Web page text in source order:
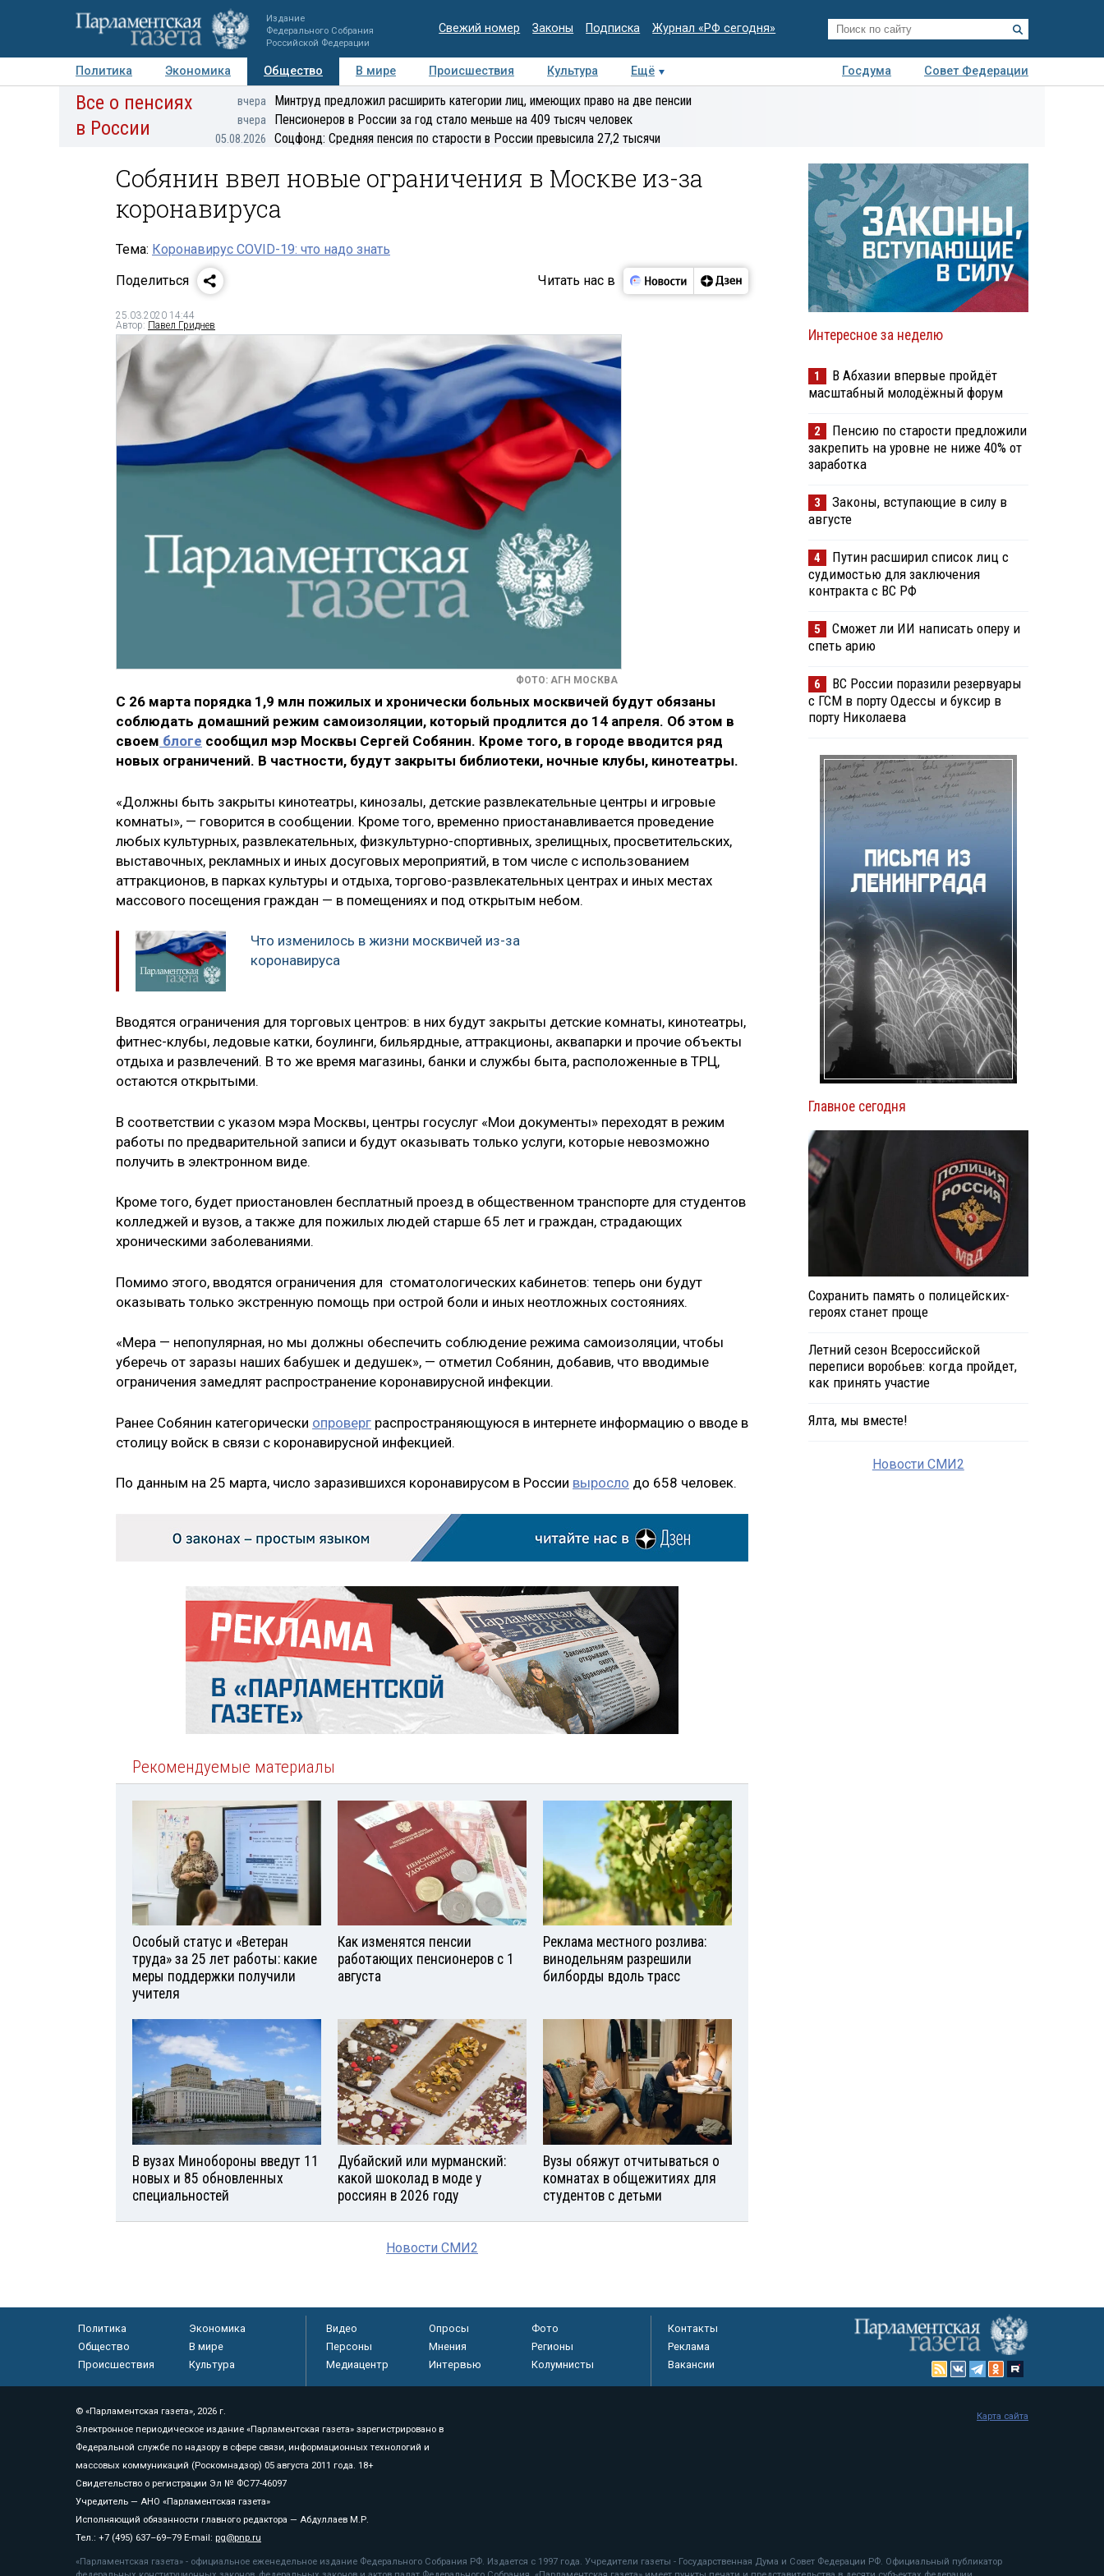
Издание
Федерального Собрания
Российской Федерации
Свежий номер Законы Подписка Журнал «РФ сегодня»
Политика Экономика Общество В мире Происшествия Культура Ещё Госдума
Совет Федерации
Авторы Персоны Мнения Регионы Медиацентр Интервью Колумнисты
Деловая
Все о пенсиях
в России
вчера Минтруд предложил расширить категории лиц, имеющих право на две пенсии
вчера Пенсионеров в России за год стало меньше на 409 тысяч человек
05.08.2026 Соцфонд: Средняя пенсия по старости в России превысила 27,2 тысячи
Собянин ввел новые ограничения в Москве из-за
коронавируса
Тема: Коронавирус COVID-19: что надо знать
Поделиться
Читать нас в
25.03.2020 14:44
Автор: Павел Гриднев
ФОТО: АГН МОСКВА
С 26 марта порядка 1,9 млн пожилых и хронически больных москвичей будут обязаны
соблюдать домашний режим самоизоляции, который продлится до 14 апреля. Об этом в
своем блоге сообщил мэр Москвы Сергей Собянин. Кроме того, в городе вводится ряд
новых ограничений. В частности, будут закрыты библиотеки, ночные клубы, кинотеатры.
«Должны быть закрыты кинотеатры, кинозалы, детские развлекательные центры и игровые
комнаты», — говорится в сообщении. Кроме того, временно приостанавливается проведение
любых культурных, развлекательных, физкультурно-спортивных, зрелищных, просвети­тельских,
выставочных, рекламных и иных досуговых мероприятий, в том числе с использованием
аттракционов, в парках культуры и отдыха, торгово-развлекательных центрах и иных местах
массового посещения граждан — в помещениях и под открытым небом.
Что изменилось в жизни москвичей из-за
коронавируса
Вводятся ограничения для торговых центров: в них будут закрыты детские комнаты, кинотеатры,
фитнес-клубы, ледовые катки, боулинги, бильярдные, аттракционы, аквапарки и прочие объекты
отдыха и развлечений. В то же время магазины, банки и службы быта, расположенные в ТРЦ,
остаются открытыми.
В соответствии с указом мэра Москвы, центры госуслуг «Мои документы» переходят в режим
работы по предварительной записи и будут оказывать только услуги, которые невозможно
получить в электронном виде.
Кроме того, будет приостановлен бесплатный проезд в общественном транспорте для студентов
колледжей и вузов, а также для пожилых людей старше 65 лет и граждан, страдающих
хроническими заболеваниями.
Помимо этого, вводятся ограничения для стоматологических кабинетов: теперь они будут
оказывать только экстренную помощь при острой боли и иных неотложных состояниях.
«Мера — непопулярная, но мы должны обеспечить соблюдение режима самоизоляции, чтобы
уберечь от заразы наших бабушек и дедушек», — отметил Собянин, добавив, что вводимые
ограничения замедлят распространение коронавирусной инфекции.
Ранее Собянин категорически опроверг распространяющуюся в интернете информацию о вводе в
столицу войск в связи с коронавирусной инфекцией.
По данным на 25 марта, число заразившихся коронавирусом в России выросло до 658 человек.
Рекомендуемые материалы
Особый статус и «Ветеран
труда» за 25 лет работы: какие
меры поддержки получили
учителя
Как изменятся пенсии
работающих пенсионеров с 1
августа
Реклама местного розлива:
винодельням разрешили
билборды вдоль трасс
В вузах Минобороны введут 11
новых и 85 обновленных
специальностей
Дубайский или мурманский:
какой шоколад в моде у
россиян в 2026 году
Вузы обяжут отчитываться о
комнатах в общежитиях для
студентов с детьми
Новости СМИ2
Интересное за неделю
1
В Абхазии впервые пройдёт
масштабный молодёжный форум
2
Пенсию по старости предложили
закрепить на уровне не ниже 40% от
заработка
3
Законы, вступающие в силу в
августе
4
Путин расширил список лиц с
судимостью для заключения
контракта с ВС РФ
5
Сможет ли ИИ написать оперу и
спеть арию
6
ВС России поразили резервуары
с ГСМ в порту Одессы и буксир в
порту Николаева
Главное сегодня
Сохранить память о полицейских-
героях станет проще
Летний сезон Всероссийской
переписи воробьев: когда пройдет,
как принять участие
Ялта, мы вместе!
Новости СМИ2
Политика
Экономика
Общество
В мире
Происшествия
Культура
Видео Опросы
Фото
Персоны
Мнения
Регионы
Медиацентр
Интервью Колумнисты
Контакты
Реклама
Вакансии
© «Парламентская газета», 2026 г.
Электронное периодическое издание «Парламентская газета» зарегистрировано в
Федеральной службе по надзору в сфере связи, информационных технологий и
массовых коммуникаций (Роскомнадзор) 05 августа 2011 года. 18+
Свидетельство о регистрации Эл № ФС77-46097
Учредитель — АНО «Парламентская газета»
Исполняющий обязанности главного редактора — Абдуллаев М.Р.
Тел.: +7 (495) 637–69–79 E-mail: pg@pnp.ru
«Парламентская газета» - официальное еженедельное издание Федерального Собрания РФ. Издается с 1997 года. Учредители газеты - Государственная Дума и Совет Федерации РФ. Официальный публикатор
Карта сайта